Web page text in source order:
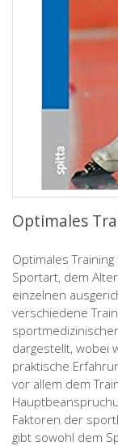
Optimales
Optimales
Sportart, dem
einzelnen
verschiedene
dargestellt, wobei
praktische
vor allem dem
Faktoren der
gibt sowohl dem